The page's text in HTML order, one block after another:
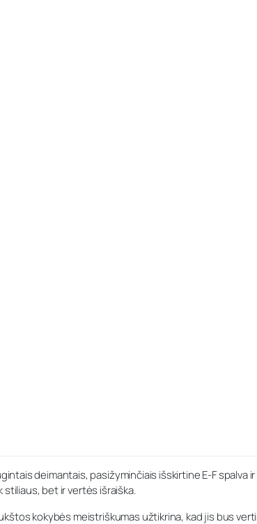
deimantais, pasižyminčiais išskirtine E-F spalva
bet ir vertės išraiška.
kokybės meistriškumas užtikrina, kad jis bus